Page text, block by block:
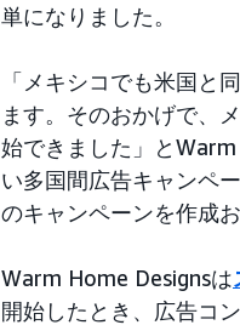
単になりました。
「メキシコでも米国と
ます。そのおかげで、
始できました」と
い多国間広告キャンペ
のキャンペーンを作成
Warm Home Designsは
開始したとき、広告コ